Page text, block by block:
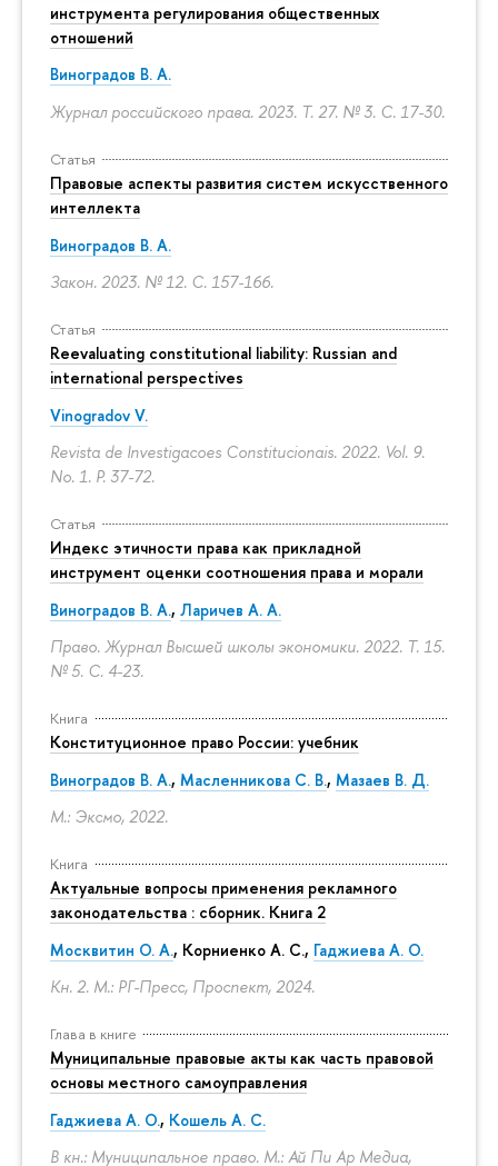
инструмента регулирования общественных
отношений
Виноградов В. А.
Журнал российского права. 2023. Т. 27. № 3. С. 17-30.
Статья
Правовые аспекты развития систем искусственного
интеллекта
Виноградов В. А.
Закон. 2023. № 12. С. 157-166.
Статья
Reevaluating constitutional liability: Russian and
international perspectives
Vinogradov V.
Revista de Investigacoes Constitucionais. 2022. Vol. 9.
No. 1. P. 37-72.
Статья
Индекс этичности права как прикладной
инструмент оценки соотношения права и морали
Виноградов В. А., Ларичев А. А.
Право. Журнал Высшей школы экономики. 2022. Т. 15.
№ 5. С. 4-23.
Книга
Конституционное право России: учебник
Виноградов В. А., Масленникова С. В., Мазаев В. Д.
М.: Эксмо, 2022.
Книга
Актуальные вопросы применения рекламного
законодательства : сборник. Книга 2
Москвитин О. А., Корниенко А. С., Гаджиева А. О.
Кн. 2. М.: РГ-Пресс, Проспект, 2024.
Глава в книге
Муниципальные правовые акты как часть правовой
основы местного самоуправления
Гаджиева А. О., Кошель А. С.
В кн.: Муниципальное право. М.: Ай Пи Ар Медиа,